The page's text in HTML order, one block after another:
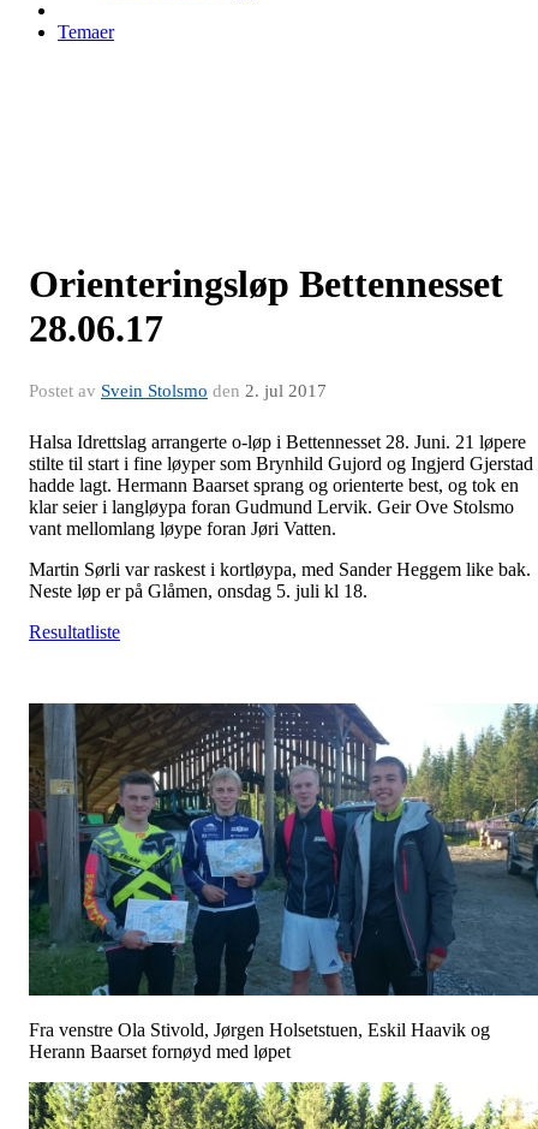
Temaer
Orienteringsløp Bettennesset
28.06.17
Postet av Svein Stolsmo den 2. jul 2017
Halsa Idrettslag arrangerte o-løp i Bettennesset 28. Juni. 21 løpere
stilte til start i fine løyper som Brynhild Gujord og Ingjerd Gjerstad
hadde lagt. Hermann Baarset sprang og orienterte best, og tok en
klar seier i langløypa foran Gudmund Lervik. Geir Ove Stolsmo
vant mellomlang løype foran Jøri Vatten.
Martin Sørli var raskest i kortløypa, med Sander Heggem like bak.
Neste løp er på Glåmen, onsdag 5. juli kl 18.
Resultatliste
Fra venstre Ola Stivold, Jørgen Holsetstuen, Eskil Haavik og
Herann Baarset fornøyd med løpet